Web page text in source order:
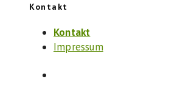
Kontakt
Kontakt
Impressum